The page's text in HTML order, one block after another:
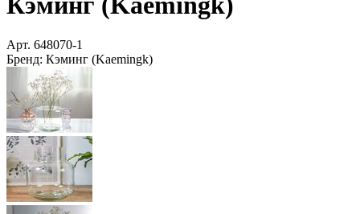
Арт. 648070-1
Бренд: Кэминг (Kaemingk)